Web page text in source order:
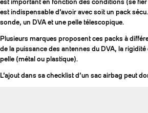
est important en fonction des conditions (se fier
est indispensable d’avoir avec soit un pack
sonde, un DVA et une pelle télescopique.
Plusieurs marques proposent ces packs à
de la puissance des antennes du DVA, la
pelle (métal ou plastique).
L’ajout dans sa checklist d’un sac airbag peut